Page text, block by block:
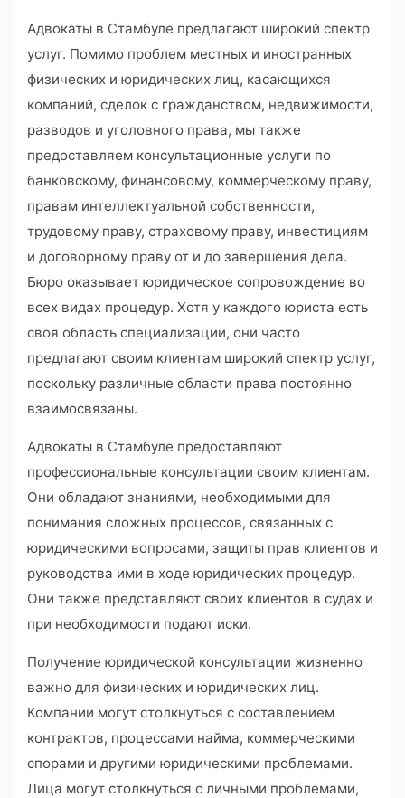
Адвокаты в Стамбуле предлагают широкий спектр
услуг. Помимо проблем местных и иностранных
физических и юридических лиц, касающихся
компаний, сделок с гражданством, недвижимости,
разводов и уголовного права, мы также
предоставляем консультационные услуги по
банковскому, финансовому, коммерческому праву,
правам интеллектуальной собственности,
трудовому праву, страховому праву, инвестициям
и договорному праву от и до завершения дела.
Бюро оказывает юридическое сопровождение во
всех видах процедур. Хотя у каждого юриста есть
своя область специализации, они часто
предлагают своим клиентам широкий спектр услуг,
поскольку различные области права постоянно
взаимосвязаны.
Адвокаты в Стамбуле предоставляют
профессиональные консультации своим клиентам.
Они обладают знаниями, необходимыми для
понимания сложных процессов, связанных с
юридическими вопросами, защиты прав клиентов и
руководства ими в ходе юридических процедур.
Они также представляют своих клиентов в судах и
при необходимости подают иски.
Получение юридической консультации жизненно
важно для физических и юридических лиц.
Компании могут столкнуться с составлением
контрактов, процессами найма, коммерческими
спорами и другими юридическими проблемами.
Лица могут столкнуться с личными проблемами,